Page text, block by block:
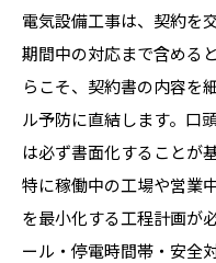
電気設備工事は、契約を
期間中の対応まで含める
らこそ、契約書の内容を
ル予防に直結します。口
は必ず書面化することが
特に稼働中の工場や営業
を最小化する工程計画が
ール・停電時間帯・安全